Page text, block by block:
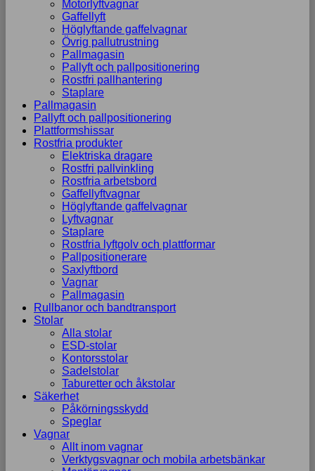
Motorlyftvagnar
Gaffellyft
Höglyftande gaffelvagnar
Övrig pallutrustning
Pallmagasin
Pallyft och pallpositionering
Rostfri pallhantering
Staplare
Pallmagasin
Pallyft och pallpositionering
Plattformshissar
Rostfria produkter
Elektriska dragare
Rostfri pallvinkling
Rostfria arbetsbord
Gaffellyftvagnar
Höglyftande gaffelvagnar
Lyftvagnar
Staplare
Rostfria lyftgolv och plattformar
Pallpositionerare
Saxlyftbord
Vagnar
Pallmagasin
Rullbanor och bandtransport
Stolar
Alla stolar
ESD-stolar
Kontorsstolar
Sadelstolar
Taburetter och åkstolar
Säkerhet
Påkörningsskydd
Speglar
Vagnar
Allt inom vagnar
Verktygsvagnar och mobila arbetsbänkar